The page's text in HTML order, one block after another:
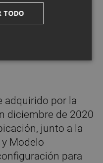
de dar a conocer
y, al mismo
el acceso al
adquirido por la
diciembre de 2020
junto a la
Modelo
para
TODO